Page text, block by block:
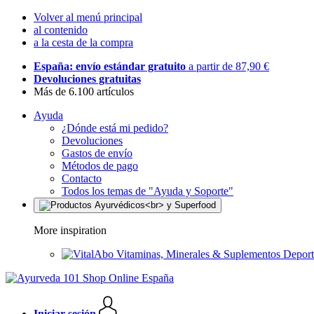
Volver al menú principal
al contenido
a la cesta de la compra
España: envío estándar gratuito a partir de 87,90 €
Devoluciones gratuitas
Más de 6.100 artículos
Ayuda
¿Dónde está mi pedido?
Devoluciones
Gastos de envío
Métodos de pago
Contacto
Todos los temas de "Ayuda y Soporte"
More inspiration
Vitaminas, Minerales & Suplementos